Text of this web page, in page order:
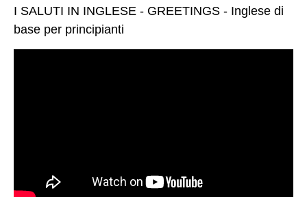
I SALUTI IN INGLESE - GREETINGS - Inglese di
base per principianti